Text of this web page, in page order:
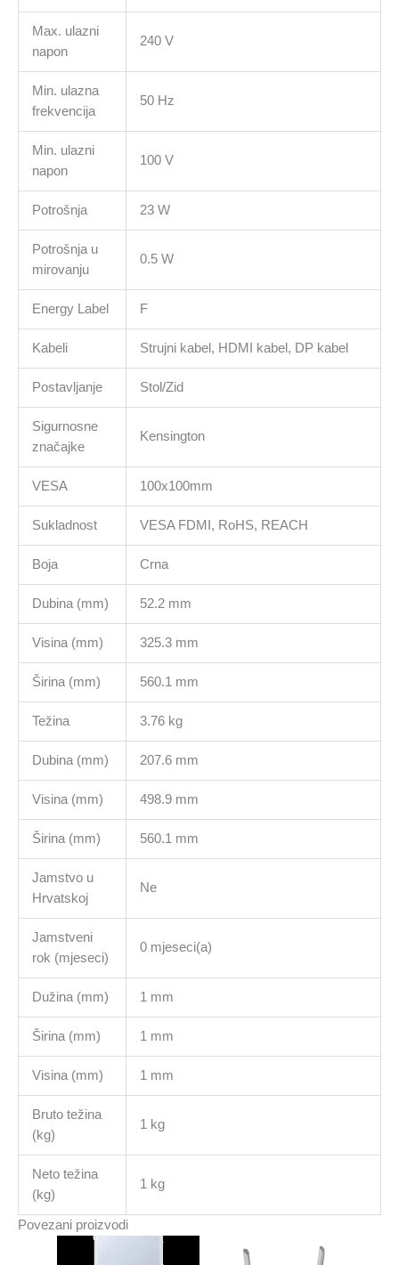
Max. ulazni
napon
240 V
Min. ulazna
frekvencija
50 Hz
Min. ulazni
napon
100 V
Potrošnja 23 W
Potrošnja u
mirovanju
0.5 W
Energy Label F
Kabeli Strujni kabel, HDMI kabel, DP kabel
Postavljanje Stol/Zid
Sigurnosne
značajke
Kensington
VESA 100x100mm
Sukladnost VESA FDMI, RoHS, REACH
Boja Crna
Dubina (mm) 52.2 mm
Visina (mm) 325.3 mm
Širina (mm) 560.1 mm
Težina 3.76 kg
Dubina (mm) 207.6 mm
Visina (mm) 498.9 mm
Širina (mm) 560.1 mm
Jamstvo u
Hrvatskoj
Ne
Jamstveni
rok (mjeseci)
0 mjeseci(a)
Dužina (mm) 1 mm
Širina (mm) 1 mm
Visina (mm) 1 mm
Bruto težina
(kg)
1 kg
Neto težina
(kg)
1 kg
Povezani proizvodi